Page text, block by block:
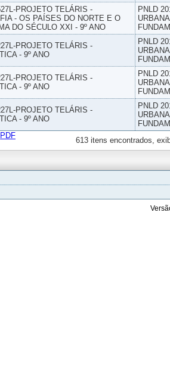
PROJETO TELÁRIS -
- OS PAÍSES DO NORTE E O
DO SÉCULO XXI - 9º ANO
PNLD
PROJETO TELÁRIS -
- 9º ANO
PNLD
PROJETO TELÁRIS -
- 9º ANO
PNLD
PROJETO TELÁRIS -
- 9º ANO
PNLD
613 itens encontrados,
PDF